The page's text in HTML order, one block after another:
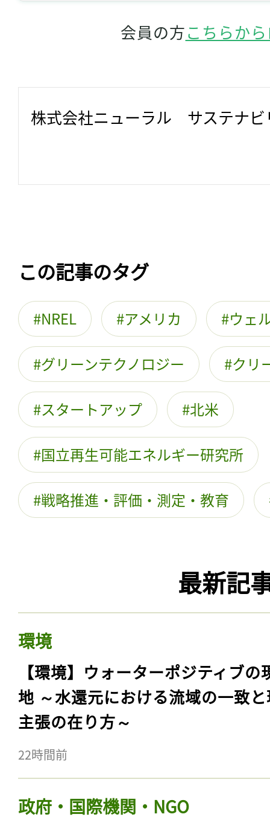
会員の方こちらか
株式会社ニューラル　サステナ
この記事のタグ
NREL アメリカ ウェ
グリーンテクノロジー クリ
スタートアップ 北米
国立再生可能エネルギー研究所
戦略推進・評価・測定・教育
最新記
環境
【環境】ウォーターポジティブの
地 ～水還元における流域の一致
主張の在り方～
22時間前
政府・国際機関・NGO